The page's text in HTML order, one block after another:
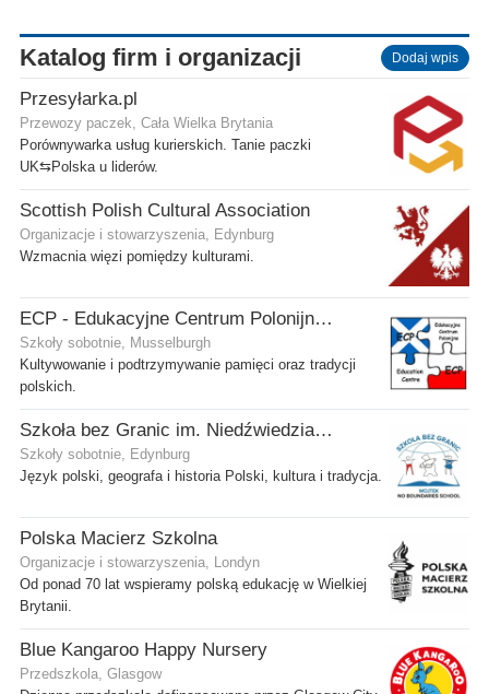
Katalog firm i organizacji Dodaj wpis
Przesyłarka.pl
Przewozy paczek, Cała Wielka Brytania
Porównywarka usług kurierskich. Tanie paczki
UK⇆Polska u liderów.
Scottish Polish Cultural Association
Organizacje i stowarzyszenia, Edynburg
Wzmacnia więzi pomiędzy kulturami.
ECP - Edukacyjne Centrum Polonijne SCIO - Musselburgh
Szkoły sobotnie, Musselburgh
Kultywowanie i podtrzymywanie pamięci oraz tradycji
polskich.
Szkoła bez Granic im. Niedźwiedzia Wojtka
Szkoły sobotnie, Edynburg
Język polski, geografa i historia Polski, kultura i tradycja.
Polska Macierz Szkolna
Organizacje i stowarzyszenia, Londyn
Od ponad 70 lat wspieramy polską edukację w Wielkiej
Brytanii.
Blue Kangaroo Happy Nursery
Przedszkola, Glasgow